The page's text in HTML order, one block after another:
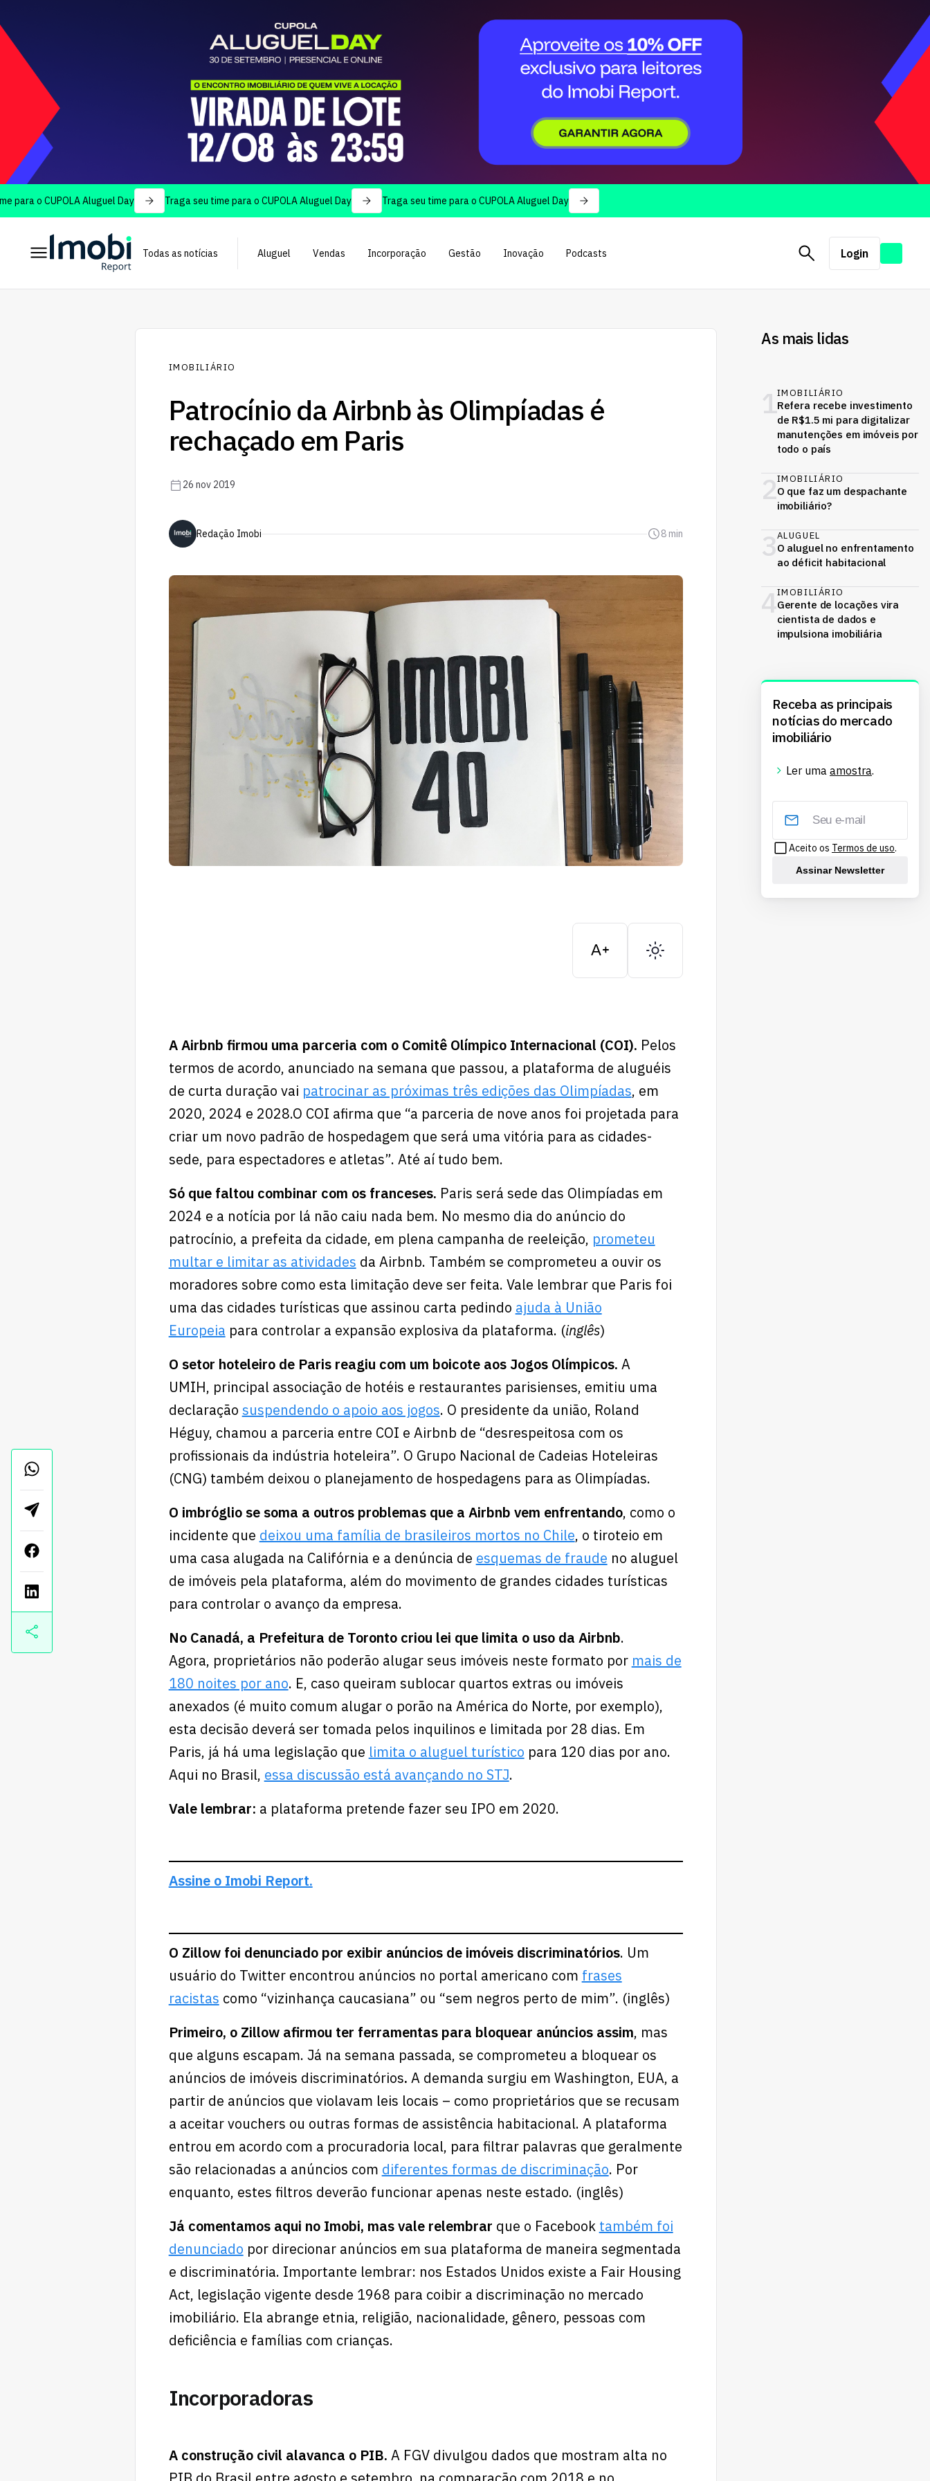
CUPOLA Aluguel Day Traga seu time para o CUPOLA Aluguel Day Traga seu time para o CUPOLA Aluguel Day
Todas as notícias Aluguel Vendas Incorporação Gestão Inovação Podcasts Login
IMOBILIÁRIO
Patrocínio da Airbnb às Olimpíadas é
rechaçado em Paris
26 nov 2019
Redação Imobi 8 min
A Airbnb firmou uma parceria com o Comitê Olímpico Internacional (COI). Pelos
termos de acordo, anunciado na semana que passou, a plataforma de aluguéis
de curta duração vai patrocinar as próximas três edições das Olimpíadas, em
2020, 2024 e 2028.O COI afirma que “a parceria de nove anos foi projetada para
criar um novo padrão de hospedagem que será uma vitória para as cidades-
sede, para espectadores e atletas”. Até aí tudo bem.
Só que faltou combinar com os franceses. Paris será sede das Olimpíadas em
2024 e a notícia por lá não caiu nada bem. No mesmo dia do anúncio do
patrocínio, a prefeita da cidade, em plena campanha de reeleição, prometeu
multar e limitar as atividades da Airbnb. Também se comprometeu a ouvir os
moradores sobre como esta limitação deve ser feita. Vale lembrar que Paris foi
uma das cidades turísticas que assinou carta pedindo ajuda à União
Europeia para controlar a expansão explosiva da plataforma. (inglês)
O setor hoteleiro de Paris reagiu com um boicote aos Jogos Olímpicos. A
UMIH, principal associação de hotéis e restaurantes parisienses, emitiu uma
declaração suspendendo o apoio aos jogos. O presidente da união, Roland
Héguy, chamou a parceria entre COI e Airbnb de “desrespeitosa com os
profissionais da indústria hoteleira”. O Grupo Nacional de Cadeias Hoteleiras
(CNG) também deixou o planejamento de hospedagens para as Olimpíadas.
O imbróglio se soma a outros problemas que a Airbnb vem enfrentando, como o
incidente que deixou uma família de brasileiros mortos no Chile, o tiroteio em
uma casa alugada na Califórnia e a denúncia de esquemas de fraude no aluguel
de imóveis pela plataforma, além do movimento de grandes cidades turísticas
para controlar o avanço da empresa.
No Canadá, a Prefeitura de Toronto criou lei que limita o uso da Airbnb.
Agora, proprietários não poderão alugar seus imóveis neste formato por mais de
180 noites por ano. E, caso queiram sublocar quartos extras ou imóveis
anexados (é muito comum alugar o porão na América do Norte, por exemplo),
esta decisão deverá ser tomada pelos inquilinos e limitada por 28 dias. Em
Paris, já há uma legislação que limita o aluguel turístico para 120 dias por ano.
Aqui no Brasil, essa discussão está avançando no STJ.
Vale lembrar: a plataforma pretende fazer seu IPO em 2020.
Assine o Imobi Report.
O Zillow foi denunciado por exibir anúncios de imóveis discriminatórios. Um
usuário do Twitter encontrou anúncios no portal americano com frases
racistas como “vizinhança caucasiana” ou “sem negros perto de mim”. (inglês)
Primeiro, o Zillow afirmou ter ferramentas para bloquear anúncios assim, mas
que alguns escapam. Já na semana passada, se comprometeu a bloquear os
anúncios de imóveis discriminatórios. A demanda surgiu em Washington, EUA, a
partir de anúncios que violavam leis locais – como proprietários que se recusam
a aceitar vouchers ou outras formas de assistência habitacional. A plataforma
entrou em acordo com a procuradoria local, para filtrar palavras que geralmente
são relacionadas a anúncios com diferentes formas de discriminação. Por
enquanto, estes filtros deverão funcionar apenas neste estado. (inglês)
Já comentamos aqui no Imobi, mas vale relembrar que o Facebook também foi
denunciado por direcionar anúncios em sua plataforma de maneira segmentada
e discriminatória. Importante lembrar: nos Estados Unidos existe a Fair Housing
Act, legislação vigente desde 1968 para coibir a discriminação no mercado
imobiliário. Ela abrange etnia, religião, nacionalidade, gênero, pessoas com
deficiência e famílias com crianças.
Incorporadoras
A construção civil alavanca o PIB. A FGV divulgou dados que mostram alta no
As mais lidas
1IMOBILIÁRIO
Refera recebe investimento
de R$1.5 mi para digitalizar
manutenções em imóveis por
todo o país
2IMOBILIÁRIO
O que faz um despachante
imobiliário?
3ALUGUEL
O aluguel no enfrentamento
ao déficit habitacional
4IMOBILIÁRIO
Gerente de locações vira
cientista de dados e
impulsiona imobiliária
Receba as principais
notícias do mercado
imobiliário
Ler uma amostra.
Aceito os Termos de uso.
Assinar Newsletter